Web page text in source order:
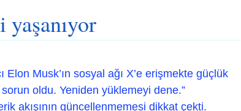
Elon Musk’ın sosyal ağı X’e erişmekte güçlük
sorun oldu. Yeniden yüklemeyi dene.”
akışının güncellenmemesi dikkat çekti.